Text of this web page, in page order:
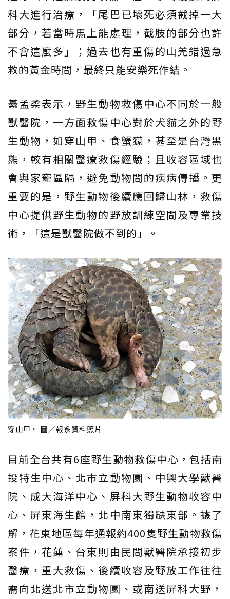
科大進行治療，「尾巴已壞死必須截掉一大
部分，若當時馬上能處理，截肢的部分也許
不會這麼多」；過去也有重傷的山羌錯過急
救的黃金時間，最終只能安樂死作結。
綦孟柔表示，野生動物救傷中心不同於一般
獸醫院，一方面救傷中心對於犬貓之外的野
生動物，如穿山甲、食蟹獴，甚至是台灣黑
熊，較有相關醫療救傷經驗；且收容區域也
會與家寵區隔，避免動物間的疾病傳播。更
重要的是，野生動物後續應回歸山林，救傷
中心提供野生動物的野放訓練空間及專業技
術，「這是獸醫院做不到的」。
穿山甲。 圖／報系資料照片
目前全台共有6座野生動物救傷中心，包括南
投特生中心、北市立動物園、中興大學獸醫
院、成大海洋中心、屏科大野生動物收容中
心、屏東海生館，北中南東獨缺東部。據了
解，花東地區每年通報約400隻野生動物救傷
案件，花蓮、台東則由民間獸醫院承接初步
醫療，重大救傷、後續收容及野放工作往往
需向北送北市立動物園、或南送屏科大野，